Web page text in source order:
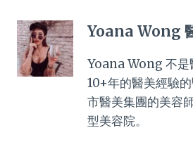
Yoana Wong
Yoana Wong 不是
10+年的醫美經驗
市醫美集團的美容
型美容院。